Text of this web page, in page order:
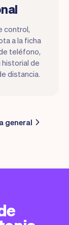
control,
a la ficha
teléfono,
de
distancia.
general